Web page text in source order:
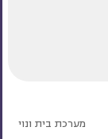
מערכת בית ונוי